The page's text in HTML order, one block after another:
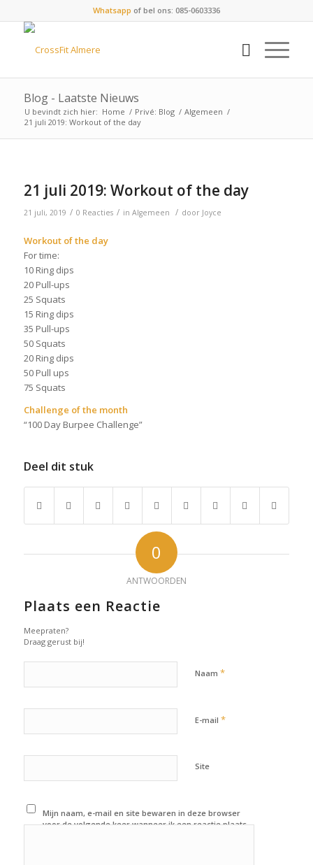
Whatsapp of bel ons: 085-0603336
Blog - Laatste Nieuws
U bevindt zich hier: Home / Privé: Blog / Algemeen /
21 juli 2019: Workout of the day
21 juli 2019: Workout of the day
21 juli, 2019 / 0 Reacties / in Algemeen / door Joyce
Workout of the day
For time:
10 Ring dips
20 Pull-ups
25 Squats
15 Ring dips
35 Pull-ups
50 Squats
20 Ring dips
50 Pull ups
75 Squats
Challenge of the month
“100 Day Burpee Challenge”
Deel dit stuk
0
ANTWOORDEN
Plaats een Reactie
Meepraten?
Draag gerust bij!
Naam *
E-mail *
Site
Mijn naam, e-mail en site bewaren in deze browser
voor de volgende keer wanneer ik een reactie plaats.